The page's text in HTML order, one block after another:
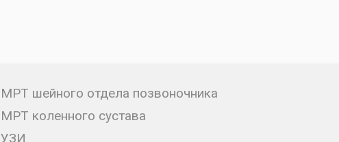
МРТ шейного отдела позвоночника
МРТ коленного сустава
УЗИ